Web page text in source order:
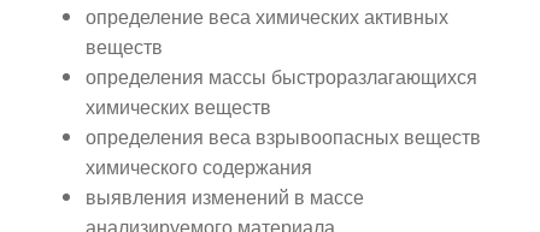
определение веса химических активных
веществ
определения массы быстроразлагающихся
химических веществ
определения веса взрывоопасных веществ
химического содержания
выявления изменений в массе